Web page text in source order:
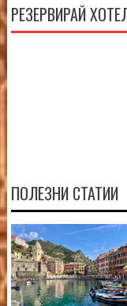
РЕЗЕРВИРАЙ
ПОЛЕЗНИ СТАТИИ